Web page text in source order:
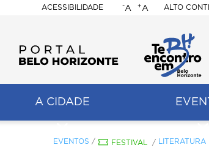
ACESSIBILIDADE
BELO
HORIZONTE
-A +A ALTO
A CIDADE
EVENTOS / FESTIVAL / LITERATURA